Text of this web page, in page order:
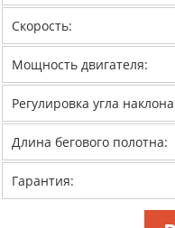
Скорость:
Мощность двигателя:
Регулировка угла
Длина бегового полотна:
Гарантия: